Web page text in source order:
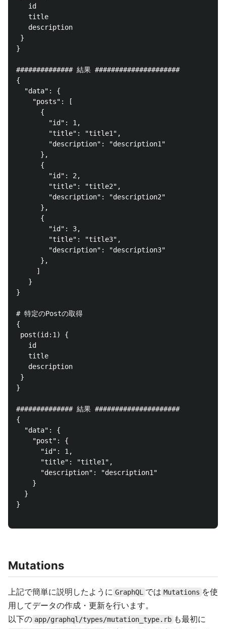
   id
   title
   description
}
}
############## 結果 #####################
{
  "data": {
    "posts": [
      {
        "id": 1,
        "title": "title1",
        "description": "description1"
      },
      {
        "id": 2,
        "title": "title2",
        "description": "description2"
      },
      {
        "id": 3,
        "title": "title3",
        "description": "description3"
      },
     ]
   }
}
# 特定のPostの取得
{
post(id:1) {
   id
   title
   description
}
}
############## 結果 #####################
{
  "data": {
    "post": {
      "id": 1,
      "title": "title1",
      "description": "description1"
    }
  }
}
Mutations
上記で簡単に説明したように GraphQL では Mutations を使
用してデータの作成・更新を行います。
以下の app/graphql/types/mutation_type.rb も最初に